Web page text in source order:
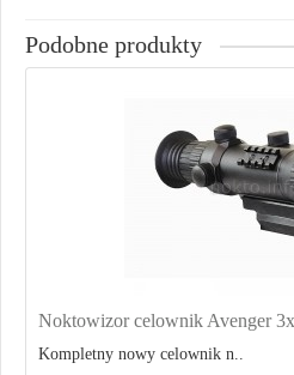
Podobne produkty
Noktowizor celownik Avenger
Kompletny nowy celownik n..